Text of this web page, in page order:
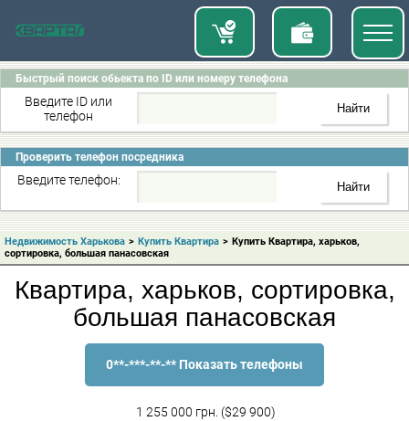
Быстрый поиск обьекта по ID или номеру телефона
Введите ID или
телефон
Проверить телефон посредника
Введите телефон:
Недвижимость Харькова > Купить Квартира > Купить Квартира, харьков,
сортировка, большая панасовская
Квартира, харьков, сортировка,
большая панасовская
0**-***-**-** Показать телефоны
1 255 000 грн. ($29 900)